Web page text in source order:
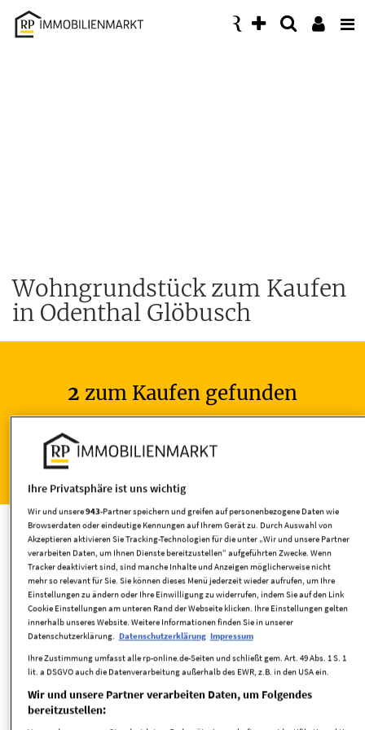
Accessibility
Modus
Wohngrundstück zum Kaufen
in Odenthal Glöbusch
2 zum Kaufen gefunden
Wohnen
Umkreis
Grundstücksfläche
Ihre Privatsphäre ist uns wichtig
Wir und unsere943-Partner speichern und greifen auf personenbezogene Daten wie
Browserdaten oder eindeutige Kennungen auf Ihrem Gerät zu. Durch Auswahl von
Akzeptieren aktivieren Sie Tracking-Technologien für die unter „Wir und unsere Partner
verarbeiten Daten, um Ihnen Dienste bereitzustellen“ aufgeführten Zwecke. Wenn
Tracker deaktiviert sind, sind manche Inhalte und Anzeigen möglicherweise nicht
mehr so relevant für Sie. Sie können dieses Menü jederzeit wieder aufrufen, um Ihre
Einstellungen zu ändern oder Ihre Einwilligung zu widerrufen, indem Sie auf den Link
Cookie Einstellungen am unteren Rand der Webseite klicken. Ihre Einstellungen gelten
innerhalb unseres Website. Weitere Informationen finden Sie in unserer
Datenschutzerklärung. Datenschutzerklärung Impressum
Ihre Zustimmung umfasst alle rp-online.de-Seiten und schließt gem. Art. 49 Abs. 1 S. 1
lit. a DSGVO auch die Datenverarbeitung außerhalb des EWR, z.B. in den USA ein.
Wir und unsere Partner verarbeiten Daten, um Folgendes
bereitzustellen: